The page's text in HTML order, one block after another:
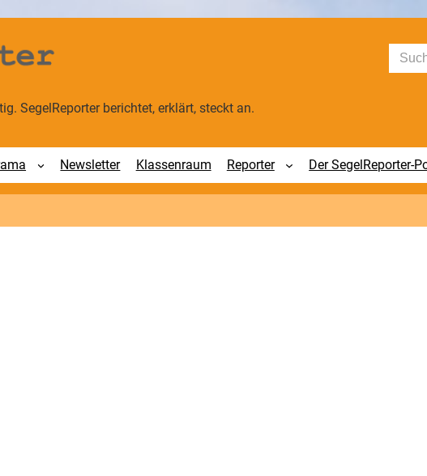
SegelReporter berichtet, erklärt, steckt an.
Newsletter Klassenraum Reporter Der SegelReporter-